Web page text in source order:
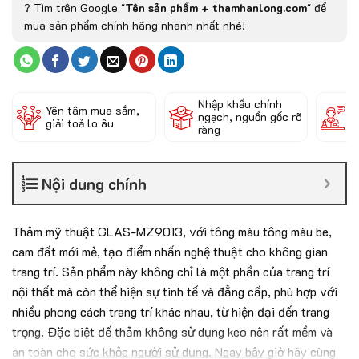
? Tìm trên Google "Tên sản phẩm + thamhanlong.com" để
mua sản phẩm chính hãng nhanh nhất nhé!
Yên tâm mua sắm,
giải toả lo âu
Nhập khẩu chính
ngạch, nguồn gốc rõ
ràng
Nội dung chính
Thảm mỹ thuật GLAS-MZ9013, với tông màu tông màu be,
cam đất mới mẻ, tạo điểm nhấn nghệ thuật cho không gian
trang trí. Sản phẩm này không chỉ là một phần của trang trí
nội thất mà còn thể hiện sự tinh tế và đẳng cấp, phù hợp với
nhiều phong cách trang trí khác nhau, từ hiện đại đến trang
trọng. Đặc biệt đế thảm không sử dụng keo nên rất mềm và
an toàn cho sức khỏe người sử dụng. Ngay bây giờ hãy cùng